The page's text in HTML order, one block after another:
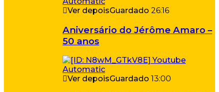
Ver depoisGuardado 26:16
Aniversário do Jérôme Amaro –
50 anos
Ver depoisGuardado 13:00